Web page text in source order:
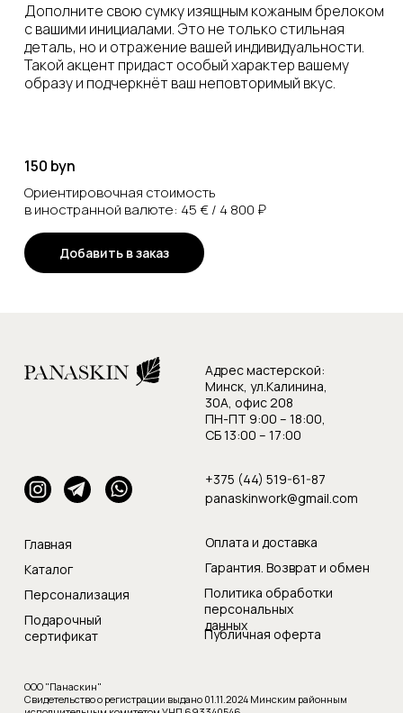
Дополните свою сумку изящным кожаным брелоком
с вашими инициалами. Это не только стильная
деталь, но и отражение вашей индивидуальности.
Такой акцент придаст особый характер вашему
образу и подчеркнёт ваш неповторимый вкус.
Добавить в заказ
150 byn
Ориентировочная стоимость
в иностранной валюте: 45 € / 4 800 ₽
Главная
Политика обработки
персональных
данных
Публичная оферта
Оплата и доставка
Гарантия. Возврат и обмен
Подарочный
сертификат
Персонализация
Каталог
ООО "Панаскин"
Свидетельство о регистрации выдано 01.11.2024 Минским районным
+375 (44) 519-61-87
panaskinwork@gmail.com
Адрес мастерской:
Минск, ул.Калинина,
30А, офис 208
ПН-ПТ 9:00 – 18:00,
СБ 13:00 – 17:00